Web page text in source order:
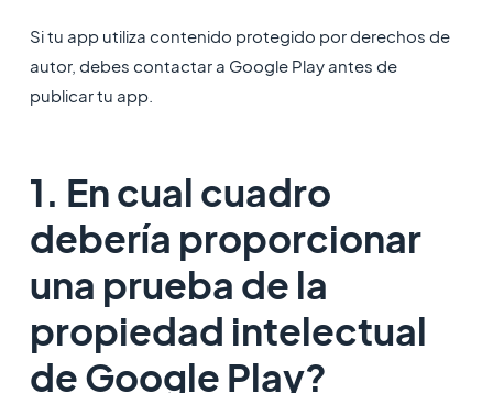
Si tu app utiliza contenido protegido por derechos de
autor, debes contactar a Google Play antes de
publicar tu app.
1. En cual cuadro
debería proporcionar
una prueba de la
propiedad intelectual
de Google Play?